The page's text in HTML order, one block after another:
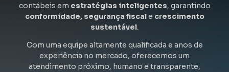
contábeis em estratégias inteligentes, garantindo
conformidade, segurança fiscale crescimento
sustentável.
Com uma equipe altamente qualificada e anos de
experiência no mercado, oferecemos um
atendimento próximo, humano e transparente,